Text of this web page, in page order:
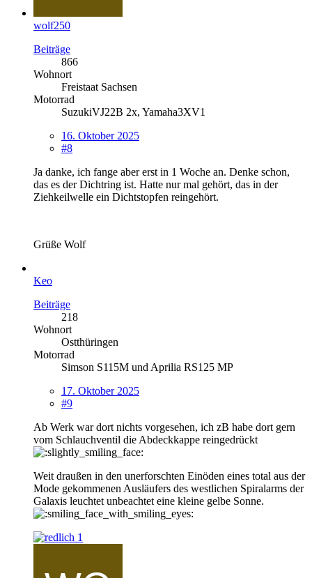
wolf250
Beiträge
866
Wohnort
Freistaat Sachsen
Motorrad
SuzukiVJ22B 2x, Yamaha3XV1
16. Oktober 2025
#8
Ja danke, ich fange aber erst in 1 Woche an. Denke schon,
das es der Dichtring ist. Hatte nur mal gehört, das in der
Ziehkeilwelle ein Dichtstopfen reingehört.
Grüße Wolf
Keo
Beiträge
218
Wohnort
Ostthüringen
Motorrad
Simson S115M und Aprilia RS125 MP
17. Oktober 2025
#9
Ab Werk war dort nichts vorgesehen, ich zB habe dort gern
vom Schlauchventil die Abdeckkappe reingedrückt
Weit draußen in den unerforschten Einöden eines total aus der
Mode gekommenen Ausläufers des westlichen Spiralarms der
Galaxis leuchtet unbeachtet eine kleine gelbe Sonne.
1